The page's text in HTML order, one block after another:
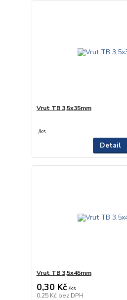
Vrut TB 3,5x35mm
/ks
Detail
Vrut TB 3,5x45mm
0,30 Kč /ks
0,25 Kč bez DPH